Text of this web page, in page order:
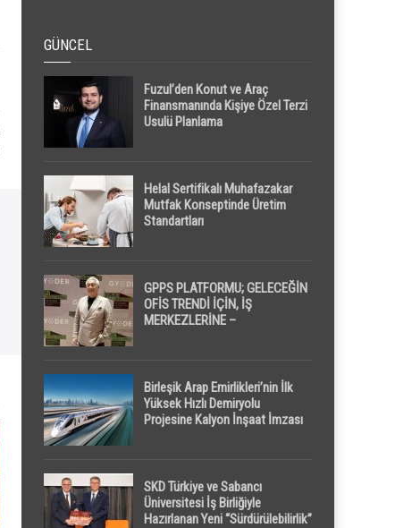
GÜNCEL
Fuzul’den Konut ve Araç
Finansmanında Kişiye Özel Terzi
Usulü Planlama
Helal Sertifikalı Muhafazakar
Mutfak Konseptinde Üretim
Standartları
GPPS PLATFORMU; GELECEĞİN
OFİS TRENDİ İÇİN, İŞ
MERKEZLERİNE –
Birleşik Arap Emirlikleri’nin İlk
Yüksek Hızlı Demiryolu
Projesine Kalyon İnşaat İmzası
SKD Türkiye ve Sabancı
Üniversitesi İş Birliğiyle
Hazırlanan Yeni “Sürdürülebilirlik”